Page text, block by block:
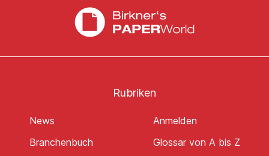
Rubriken
News
Branchenbuch
Anmelden
Glossar von A bis Z